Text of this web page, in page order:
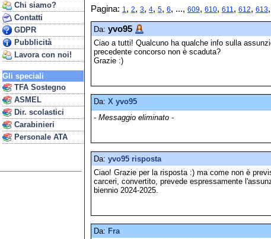
Chi siamo?
Contatti
GDPR
Pubblicità
Lavora con noi!
Gli speciali
TFA Sostegno
ASMEL
Dir. scolastici
Carabinieri
Personale ATA
Pagina: 1 , 2, 3, 4, 5, 6, ..., 609, 610, 611 , 612, 613,
Da: yvo95
Ciao a tutti! Qualcuno ha qualche info sulla
precedente concorso non è scaduta?
Grazie :)
Da: X yvo95
- Messaggio eliminato -
Da: yvo95 risposta
Ciao! Grazie per la risposta :) ma come non è
carceri, convertito, prevede espressamente
biennio 2024-2025.
Da: Fra